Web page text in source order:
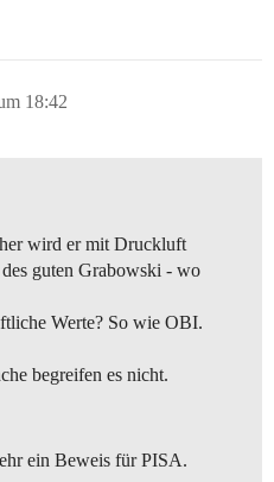
18:42
wird er mit Druckluft
guten Grabowski - wo
Werte? So wie OBI.
begreifen es nicht.
ein Beweis für PISA.